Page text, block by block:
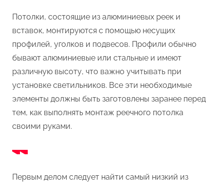
Потолки, состоящие из алюминиевых реек и
вставок, монтируются с помощью несущих
профилей, уголков и подвесов. Профили обычно
бывают алюминиевые или стальные и имеют
различную высоту, что важно учитывать при
установке светильников. Все эти необходимые
элементы должны быть заготовлены заранее перед
тем, как выполнять монтаж реечного потолка
своими руками.
Первым делом следует найти самый низкий из